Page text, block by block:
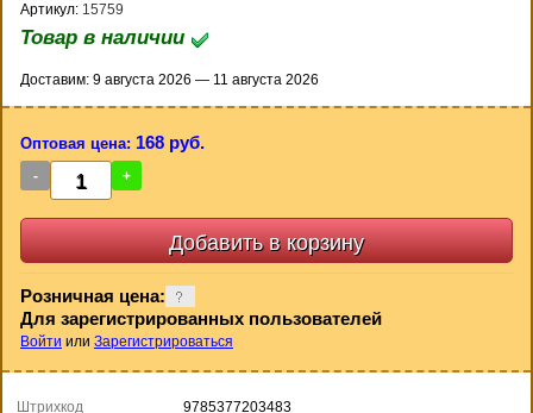
Артикул: 15759
Товар в наличии
Доставим: 9 августа 2026 — 11 августа 2026
Оптовая цена: 168 руб.
- +
Розничная цена:
Для зарегистрированных пользователей
Войти или Зарегистрироваться
Штрихкод
9785377203483